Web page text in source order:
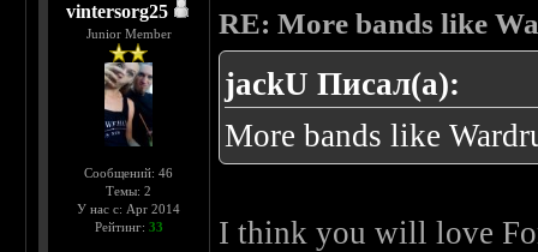
vintersorg25
Junior Member
Сообщений: 46
Темы: 2
У нас с: Apr 2014
Рейтинг: 33
RE: More bands like
jackU Писал(а):
More bands like
I think you will love